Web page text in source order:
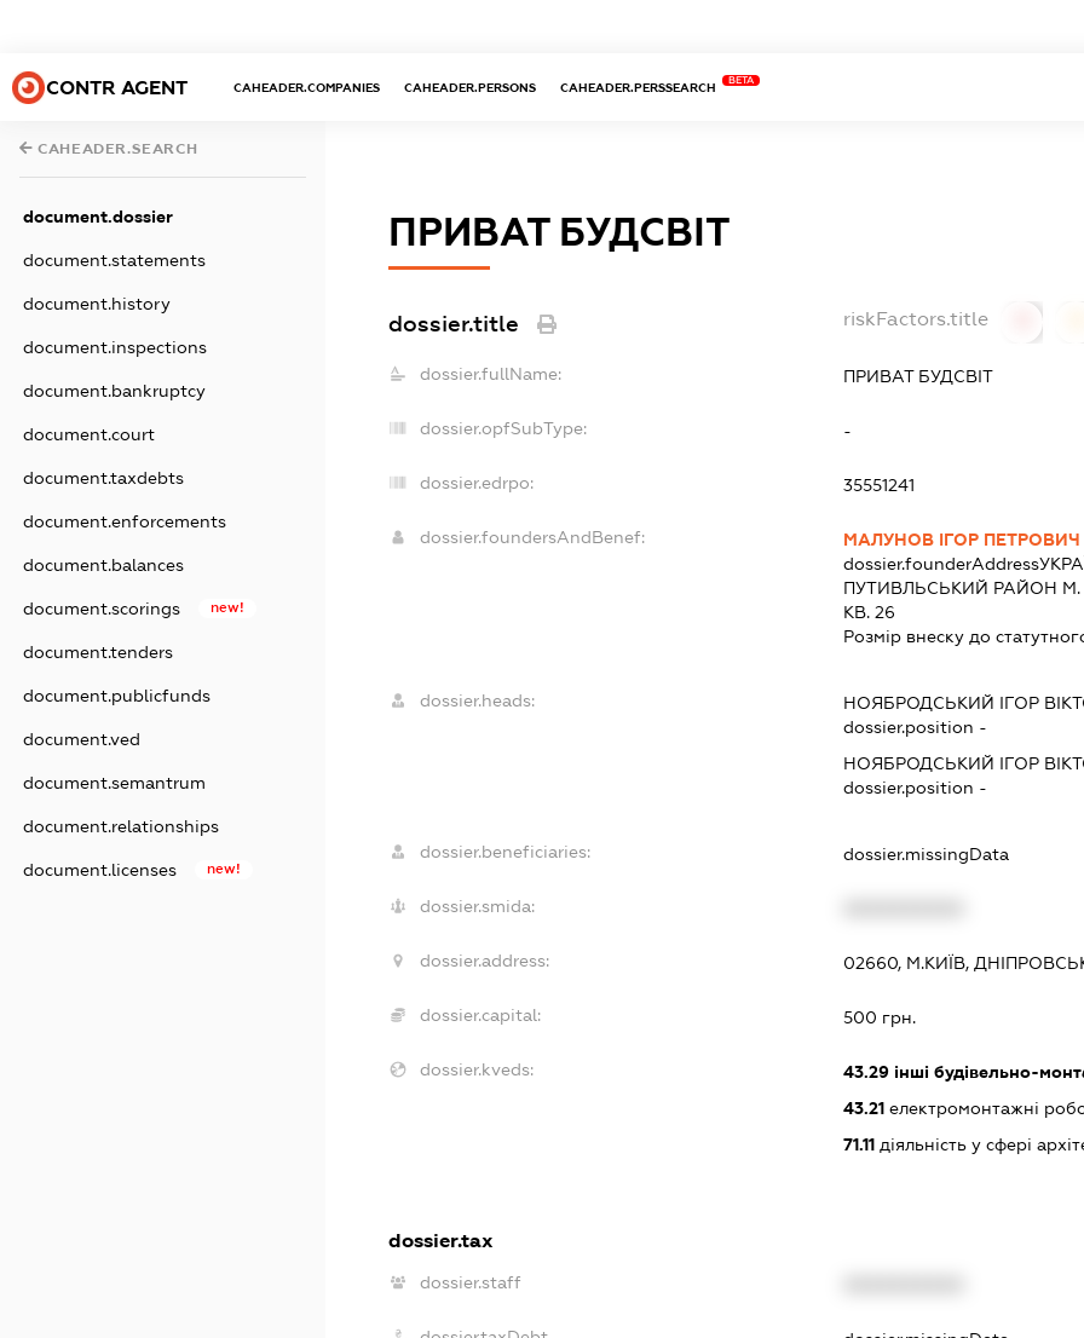
CONTR AGENT CAHEADER.COMPANIES CAHEADER.PERSONS CAHEADER.PERSSEARCH
BETA
CAHEADER.SEARCH
document.dossier
document.statements
document.history
document.inspections
document.bankruptcy
document.court
document.taxdebts
document.enforcements
document.balances
document.scorings new!
document.tenders
document.publicfunds
document.ved
document.semantrum
document.relationships
document.licenses new!
ПРИВАТ БУДСВІТ
dossier.title riskFactors.title
dossier.fullName: ПРИВАТ БУДСВІТ
dossier.opfSubType: -
dossier.edrpo: 35551241
dossier.foundersAndBenef:
МАЛУНОВ ІГОР ПЕТРОВИЧ
dossier.founderAddress
ПУТИВЛЬСЬКИЙ РАЙОН М.
КВ. 26
Розмір внеску до
dossier.heads: НОЯБРОДСЬКИЙ ІГОР
dossier.position -
НОЯБРОДСЬКИЙ ІГОР
dossier.position -
dossier.beneficiaries: dossier.missingData
dossier.smida:
dossier.address: 02660, М.КИЇВ,
dossier.capital: 500 грн.
dossier.kveds: 43.29 інші будівельно-
43.21 електромонтажні
71.11 діяльність у сфері
dossier.tax
dossier.staff